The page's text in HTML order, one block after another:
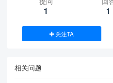
1 1
关注TA
相关问题